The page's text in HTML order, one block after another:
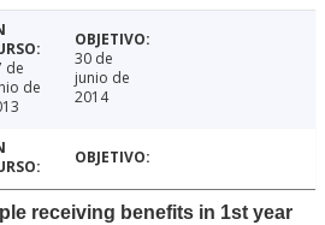
de
de
30 de
junio de
2014
receiving benefits in 1st year